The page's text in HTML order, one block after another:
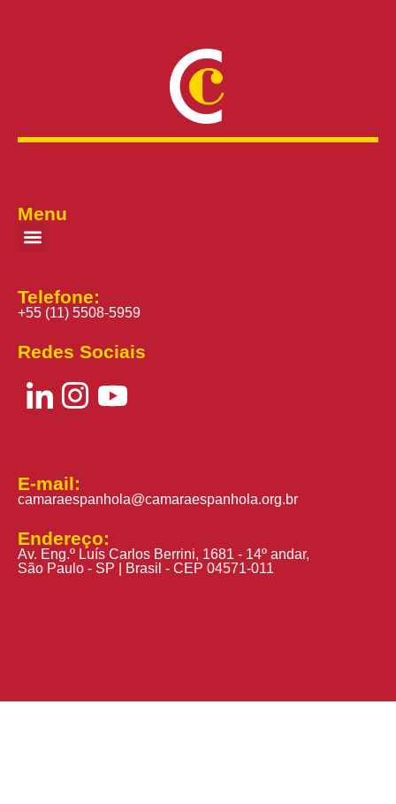
Menu
Telefone:
+55 (11) 5508-5959
Redes Sociais
E-mail:
camaraespanhola@camaraespanhola.org.br
Endereço:
Av. Eng.º Luís Carlos Berrini, 1681 - 14º andar,
São Paulo - SP | Brasil - CEP 04571-011